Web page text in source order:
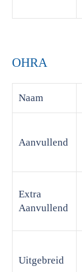
OHRA
Naam
Aanvullend
Extra
Aanvullend
Uitgebreid